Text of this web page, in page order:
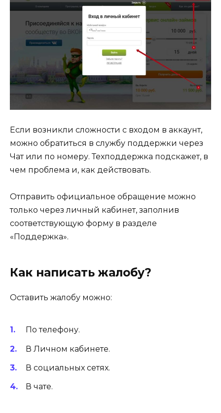
Если возникли сложности с входом в аккаунт,
можно обратиться в службу поддержки через
Чат или по номеру. Техподдержка подскажет, в
чем проблема и, как действовать.
Отправить официальное обращение можно
только через личный кабинет, заполнив
соответствующую форму в разделе
«Поддержка».
Как написать жалобу?
Оставить жалобу можно:
По телефону.
В Личном кабинете.
В социальных сетях.
В чате.